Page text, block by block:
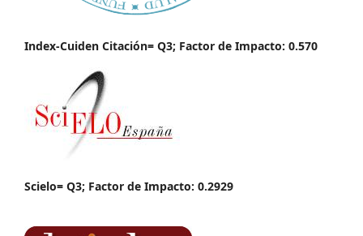
Index-Cuiden Citación= Q3; Factor de Impacto: 0.570
Scielo= Q3; Factor de Impacto: 0.2929